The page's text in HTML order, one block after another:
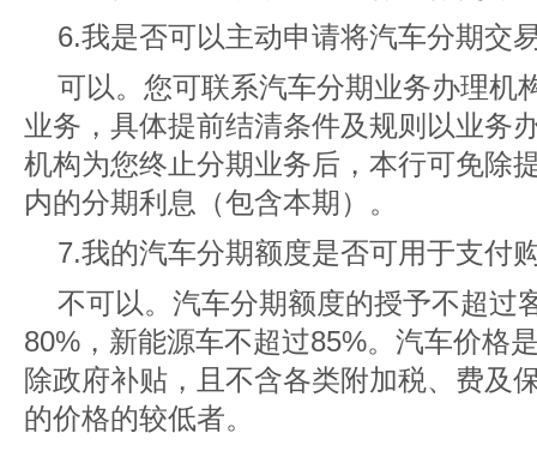
6.我是否可以主动申请将汽车分期交
可以。您可联系汽车分期业务办理机
业务，具体提前结清条件及规则以业务
机构为您终止分期业务后，本行可免除
内的分期利息（包含本期）。
7.我的汽车分期额度是否可用于支付
不可以。汽车分期额度的授予不超过
80%，新能源车不超过85%。汽车价格
除政府补贴，且不含各类附加税、费及
的价格的较低者。